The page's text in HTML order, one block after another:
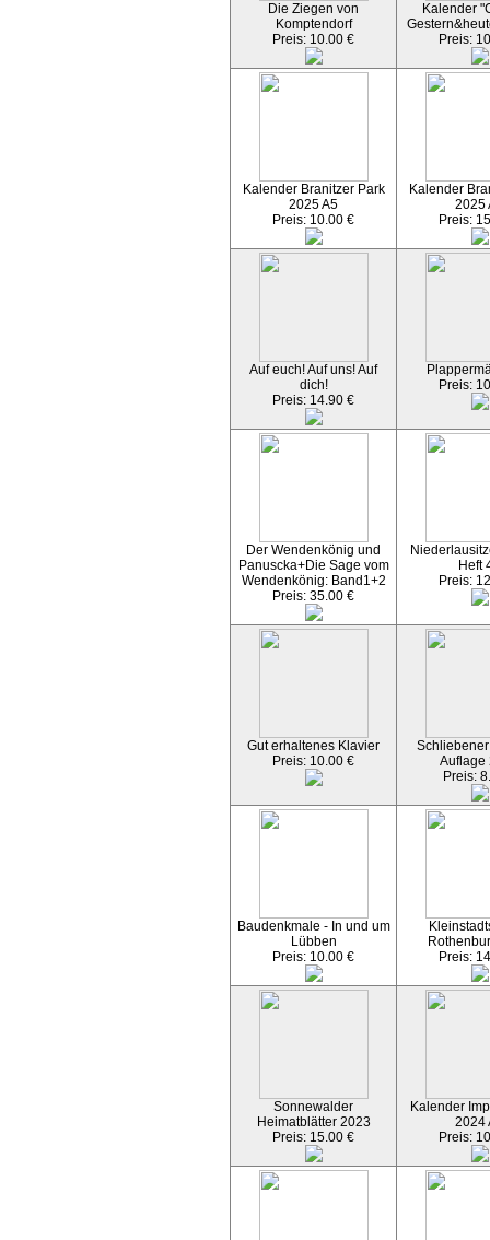
Die Ziegen von
Komptendorf
Preis: 10.00 €
Kalender
Preis:
Kalender Branitzer Park
2025 A5
Preis: 10.00 €
Kalender
2025
Preis:
Auf euch! Auf uns! Auf
dich!
Preis: 14.90 €
Preis:
Der Wendenkönig und
Panuscka+Die Sage vom
Wendenkönig: Band1+2
Preis: 35.00 €
Heft
Preis:
Gut erhaltenes Klavier
Preis: 10.00 €
Auflage
Preis:
Baudenkmale - In und um
Lübben
Preis: 10.00 €
Preis:
Sonnewalder
Heimatblätter 2023
Preis: 15.00 €
Kalender
2024
Preis: